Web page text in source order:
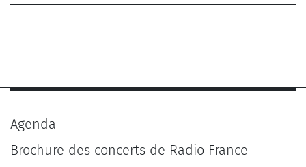
Agenda
Brochure des concerts de Radio France